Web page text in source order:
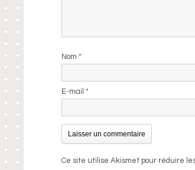
Nom*
E-mail*
Ce site utilise Akismet pour réduire